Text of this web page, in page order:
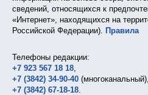
сведений, относящихся к
«Интернет», находящихся на
Российской Федерации). Правила
Телефоны редакции:
+7 923 567 18 18,
+7 (3842) 34-90-40 (многоканальный),
+7 (3842) 67-18-18.